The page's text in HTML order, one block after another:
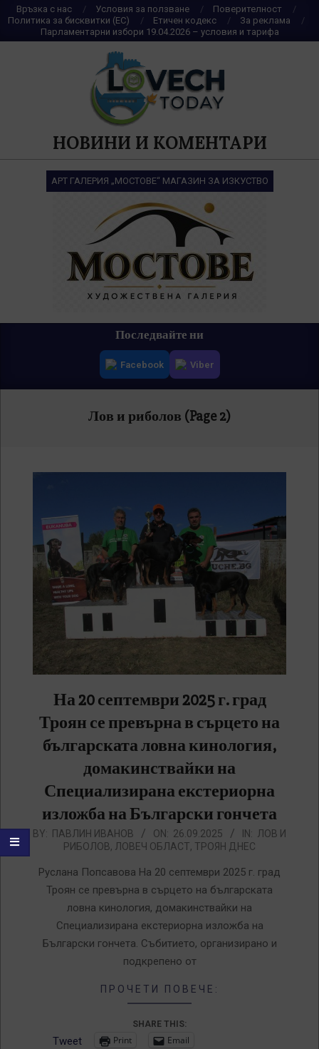
Skip
to
content
Връзка с нас Условия за ползване
Поверителност
Политика за бисквитки (ЕС)
Етичен кодекс
За реклама
Парламентарни избори 19.04.2026 – условия и тарифа
НОВИНИ И КОМЕНТАРИ
АРТ ГАЛЕРИЯ „МОСТОВЕ“ МАГАЗИН ЗА ИЗКУСТВО
Последвайте ни
Facebook Viber
Лов и риболов (Page 2)
На 20 септември 2025 г. град
Троян се превърна в сърцето на
българската ловна кинология,
домакинствайки на
Специализирана екстериорна
изложба на Български гончета
2025-
26
BY: ПАВЛИН ИВАНОВ ON: 26.09.2025 IN: ЛОВ И
РИБОЛОВ, ЛОВЕЧ ОБЛАСТ, ТРОЯН ДНЕС
Руслана Попсавова На 20 септември 2025 г. град
Троян се превърна в сърцето на българската
ловна кинология, домакинствайки на
Специализирана екстериорна изложба на
Български гончета. Събитието, организирано и
подкрепено от
ПРОЧЕТИ ПОВЕЧЕ:
SHARE THIS:
Tweet Print Email